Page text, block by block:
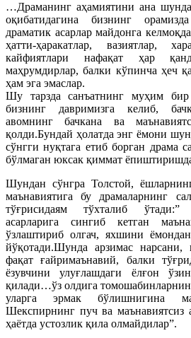
…Драманинг аҳамиятини ана
оқибатидагина бизнинг
драматик асарлар майдонга
ҳатти-ҳаракатлар, вазиятлар,
кайфиятлари нафақат ҳар
маҳрумдирлар, балки кўпинча ҳеч
ҳам эга эмаслар.
Шу тарзда санъатнинг муҳим
бизнинг давримизга келиб,
авомнинг бачкана ва
қолди.Бундай ҳолатда энг ёмони
сўнгги нуқтага етиб борган драма
бўлмаган юксак қиммат
Шундан сўнгра Толстой,
маънавиятига бу драмаларнинг
тўғрисидаям тўхталиб
асарларига сингиб кетган
ўзлаштириб олгач, яхшини
йўқотади.Шунда арзимас
фақат ғайримаънавий, балки
ёзувчини улуғлашдаги ёлғон
қилади…ўз олдига
уларга эрмак бўлишнигина
Шекспирнинг пуч ва маънавиятсиз
ҳаётда устозлик қила олмайдилар”.